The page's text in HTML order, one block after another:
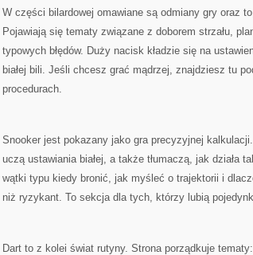
W części bilardowej omawiane są odmiany gry oraz
Pojawiają się tematy związane z doborem strzału,
typowych błędów. Duży nacisk kładzie się na
białej bili. Jeśli chcesz grać mądrzej, znajdziesz tu
procedurach.
Snooker jest pokazany jako gra precyzyjnej
uczą ustawiania białej, a także tłumaczą, jak działa
wątki typu kiedy bronić, jak myśleć o trajektorii i
niż ryzykant. To sekcja dla tych, którzy lubią
Dart to z kolei świat rutyny. Strona porządkuje